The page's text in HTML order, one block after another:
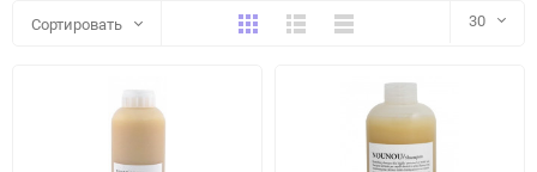
Сортировать ПлиткаПодробноКомпактно 30